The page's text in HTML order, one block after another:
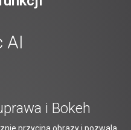
AI
i Bokeh